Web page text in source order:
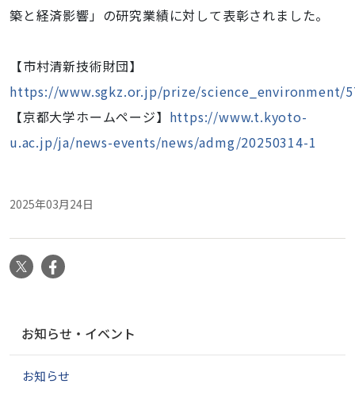
築と経済影響」の研究業績に対して表彰されました。
【市村清新技術財団】
https://www.sgkz.or.jp/prize/science_environment/
【京都大学ホームページ】 https://www.t.kyoto-
u.ac.jp/ja/news-events/news/admg/20250314-1
2025年03月24日
X
ゲ
お知らせ・イベント
お知らせ